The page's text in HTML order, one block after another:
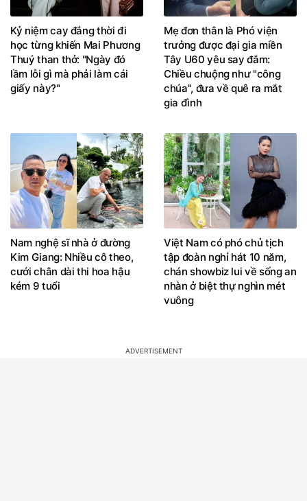
Kỷ niệm cay đắng thời đi
học từng khiến Mai Phương
Thuý than thở: "Ngày đó
lầm lỗi gì mà phải làm cái
giấy này?"
Mẹ đơn thân là Phó viện
trưởng được đại gia miền
Tây U60 yêu say đắm:
Chiều chuộng như "công
chúa", đưa về quê ra mắt
gia đình
Nam nghệ sĩ nhà ở đường
Kim Giang: Nhiều cô theo,
cưới chân dài thi hoa hậu
kém 9 tuổi
Việt Nam có phó chủ tịch
tập đoàn nghỉ hát 10 năm,
chán showbiz lui về sống an
nhàn ở biệt thự nghìn mét
vuông